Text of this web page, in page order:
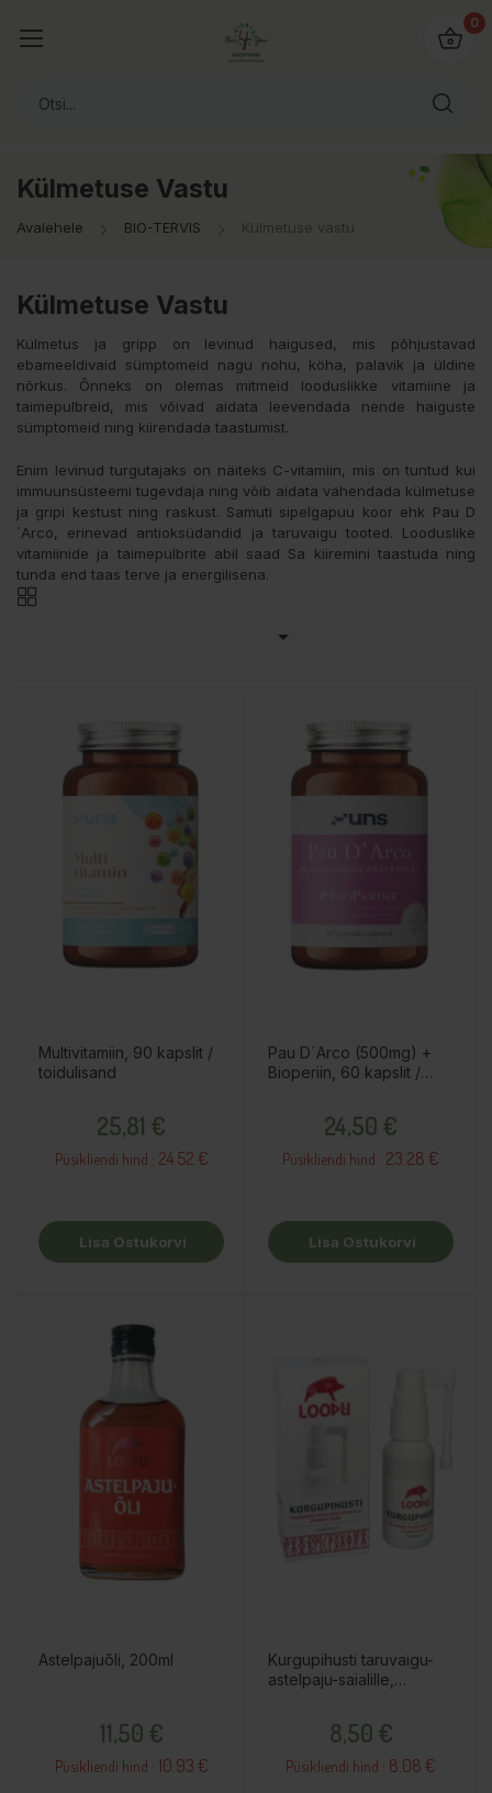
0
Külmetuse Vastu
Avalehele BIO-TERVIS Külmetuse vastu
Külmetuse Vastu
Külmetus ja gripp on levinud haigused, mis põhjustavad
ebameeldivaid sümptomeid nagu nohu, köha, palavik ja üldine
nõrkus. Õnneks on olemas mitmeid looduslikke vitamiine ja
taimepulbreid, mis võivad aidata leevendada nende haiguste
sümptomeid ning kiirendada taastumist.
Enim levinud turgutajaks on näiteks C-vitamiin, mis on tuntud kui
immuunsüsteemi tugevdaja ning võib aidata vähendada külmetuse
ja gripi kestust ning raskust. Samuti sipelgapuu koor ehk Pau D
´Arco, erinevad antioksüdandid ja taruvaigu tooted. Looduslike
vitamiinide ja taimepulbrite abil saad Sa kiiremini taastuda ning
tunda end taas terve ja energilisena.

Multivitamiin, 90 kapslit /
toidulisand
25,81 €
Püsikliendi hind : 24.52 €
Lisa Ostukorvi
Pau D´Arco (500mg) +
Bioperiin, 60 kapslit /
24,50 €
Püsikliendi hind : 23.28 €
Lisa Ostukorvi
Astelpajuõli, 200ml
11,50 €
Püsikliendi hind : 10.93 €
Kurgupihusti taruvaigu-
astelpaju-saialille,
8,50 €
Püsikliendi hind : 8.08 €